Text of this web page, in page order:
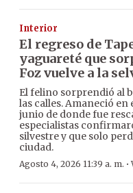
Interior
El regreso de
yaguareté que
Foz vuelve a la
El felino sorprendió al
las calles. Amaneció en
junio de donde fue
especialistas
silvestre y que solo
ciudad.
Agosto 4, 2026 11:39 a. m. ·